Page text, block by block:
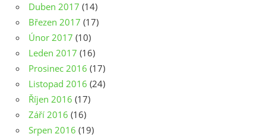
Duben 2017 (14)
Březen 2017 (17)
Únor 2017 (10)
Leden 2017 (16)
Prosinec 2016 (17)
Listopad 2016 (24)
Říjen 2016 (17)
Září 2016 (16)
Srpen 2016 (19)